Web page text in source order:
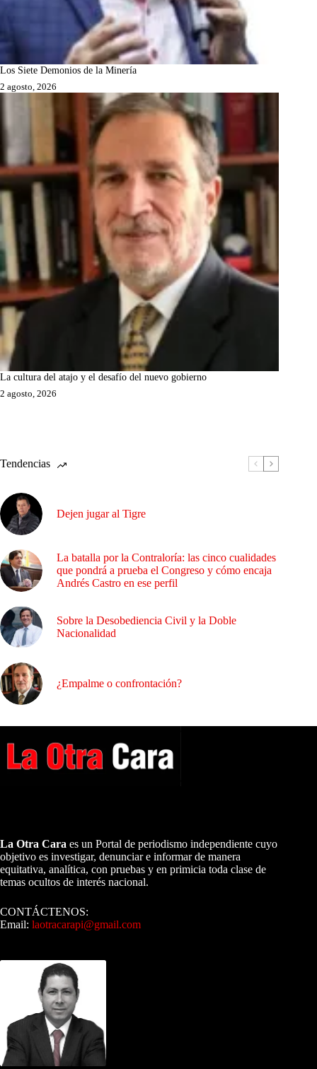
Los Siete Demonios de la Minería
2 agosto, 2026
La cultura del atajo y el desafío del nuevo gobierno
2 agosto, 2026
Tendencias
Dejen jugar al Tigre
La batalla por la Contraloría: las cinco cualidades
que pondrá a prueba el Congreso y cómo encaja
Andrés Castro en ese perfil
Sobre la Desobediencia Civil y la Doble
Nacionalidad
¿Empalme o confrontación?
La Otra Cara es un Portal de periodismo independiente cuyo
objetivo es investigar, denunciar e informar de manera
equitativa, analítica, con pruebas y en primicia toda clase de
temas ocultos de interés nacional.
CONTÁCTENOS:
Email: laotracarapi@gmail.com